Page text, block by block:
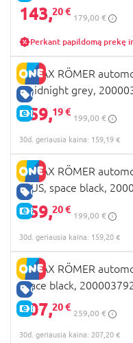
143,20 €
179,00 €
Perkant papildomą prekę
GERA KAINA
E-KAINA
BRITAX RÖMER
, midnight grey,
159,19 €
199,00 €
30d. geriausia kaina: 159,19 €
GERA KAINA
E-KAINA
BRITAX RÖMER
PLUS, space black,
159,20 €
199,00 €
30d. geriausia kaina: 159,20 €
GERA KAINA
E-KAINA
BRITAX RÖMER
space black,
207,20 €
259,00 €
30d. geriausia kaina: 207,20 €